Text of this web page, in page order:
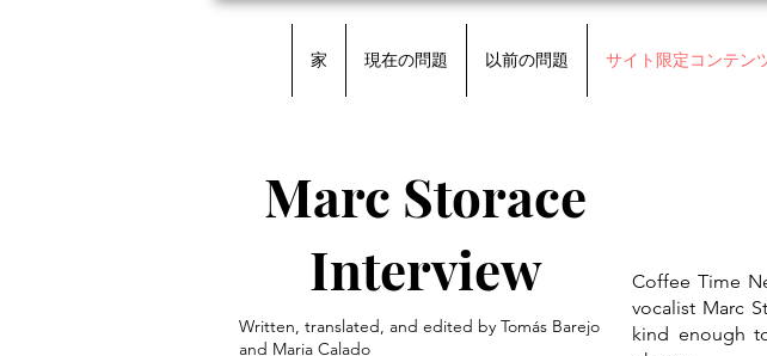
家 現在の問題 以前の問題 サイト限定コンテン
Marc Storace
Interview
Written, translated, and edited by Tomás Barejo
and Maria Calado
Coffee Time
vocalist Marc
kind enough